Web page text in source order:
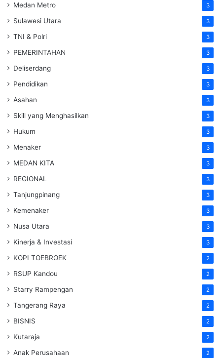
Medan Metro 3
Sulawesi Utara 3
TNI & Polri 3
PEMERINTAHAN 3
Deliserdang 3
Pendidikan 3
Asahan 3
Skill yang Menghasilkan 3
Hukum 3
Menaker 3
MEDAN KITA 3
REGIONAL 3
Tanjungpinang 3
Kemenaker 3
Nusa Utara 3
Kinerja & Investasi 3
KOPI TOEBROEK 2
RSUP Kandou 2
Starry Rampengan 2
Tangerang Raya 2
BISNIS 2
Kutaraja 2
Anak Perusahaan 2